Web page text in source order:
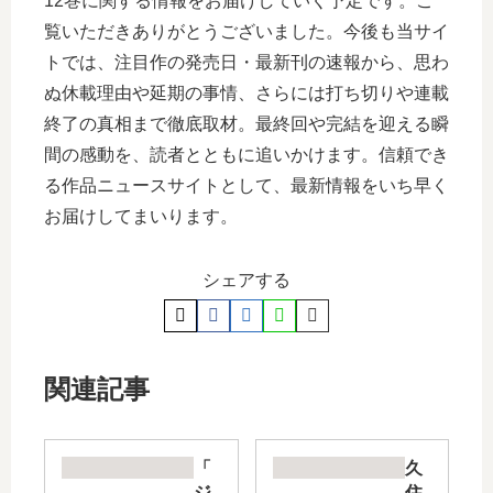
覧いただきありがとうございました。今後も当サイ
トでは、注目作の発売日・最新刊の速報から、思わ
ぬ休載理由や延期の事情、さらには打ち切りや連載
終了の真相まで徹底取材。最終回や完結を迎える瞬
間の感動を、読者とともに追いかけます。信頼でき
る作品ニュースサイトとして、最新情報をいち早く
お届けしてまいります。
シェアする
関連記事
「
久